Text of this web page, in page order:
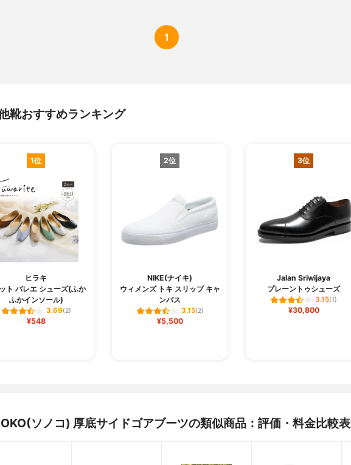
1
靴おすすめランキング
1位
ヒラキ
ト バレエ シューズ(ふか
ふかインソール)
3.69(2)
¥548
2位
NIKE(ナイキ)
ウィメンズ トキ スリップ キャ
ンバス
3.15(2)
¥5,500
3位
Jalan Sriwijaya
プレーントゥシューズ
3.15(1)
¥30,800
ソノコ) 厚底サイドゴアブーツの類似商品：評価・料金比較表